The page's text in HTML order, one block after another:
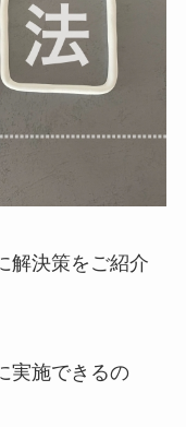
解決策をご紹介
実施できるの